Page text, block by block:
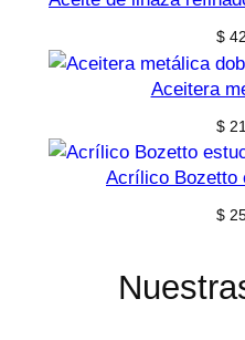
$
Aceitera
$
Acrílico Bozetto
$